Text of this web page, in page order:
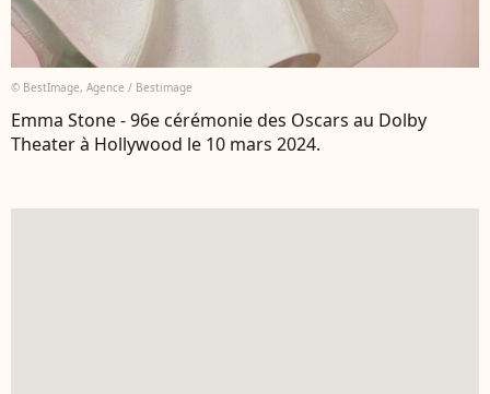
© BestImage, Agence / Bestimage
Emma Stone - 96e cérémonie des Oscars au Dolby
Theater à Hollywood le 10 mars 2024.